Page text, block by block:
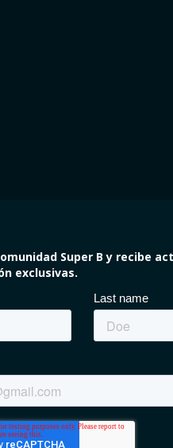
Super B y recibe
exclusivas.